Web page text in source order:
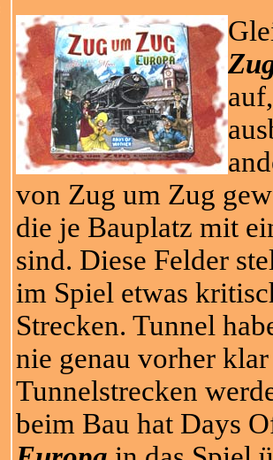
von Zug um Zug
die je Bauplatz mit
sind. Diese Felder
im Spiel etwas
Strecken. Tunnel
nie genau vorher
Tunnelstrecken
beim Bau hat Days